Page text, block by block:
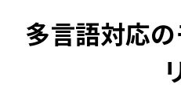
多言語対応